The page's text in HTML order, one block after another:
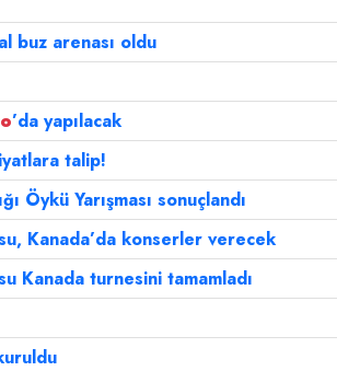
buz arenası oldu
’da yapılacak
talip!
Öykü Yarışması sonuçlandı
Kanada’da konserler verecek
Kanada turnesini tamamladı